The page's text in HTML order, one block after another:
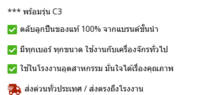
*** พร้อมรุ่น C3
ตลับลูกปืนของแท้ 100% จากแบรนด์ชั้นนำ
มีทุกเบอร์ ทุกขนาด ใช้งานกับเครื่องจักรทั่วไป
ใช้ในโรงงานอุตสาหกรรม มั่นใจได้เรื่องคุณภาพ
ส่งด่วนทั่วประเทศ / ส่งตรงถึงโรงงาน